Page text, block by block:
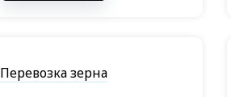
Перевозка зерна